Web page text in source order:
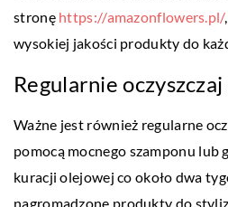
stronę https://amazonflowers.pl/
wysokiej jakości produkty do
Regularnie
Ważne jest również regularne
pomocą mocnego szamponu lub
kuracji olejowej co około dwa
nagromadzone produkty do